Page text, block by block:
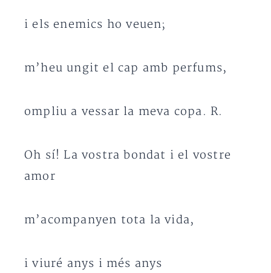
i els enemics ho veuen;
m’heu ungit el cap amb perfums,
ompliu a vessar la meva copa. R.
Oh sí! La vostra bondat i el vostre
amor
m’acompanyen tota la vida,
i viuré anys i més anys